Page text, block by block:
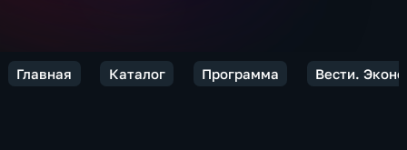
Главная Каталог Программа Вести.